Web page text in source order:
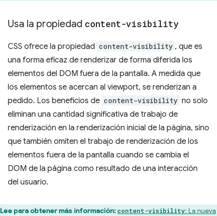
Usa la propiedad content-visibility
CSS ofrece la propiedad content-visibility , que es
una forma eficaz de renderizar de forma diferida los
elementos del DOM fuera de la pantalla. A medida que
los elementos se acercan al viewport, se renderizan a
pedido. Los beneficios de content-visibility no solo
eliminan una cantidad significativa de trabajo de
renderización en la renderización inicial de la página, sino
que también omiten el trabajo de renderización de los
elementos fuera de la pantalla cuando se cambia el
DOM de la página como resultado de una interacción
del usuario.
Lee para obtener más información: content-visibility: La nueva